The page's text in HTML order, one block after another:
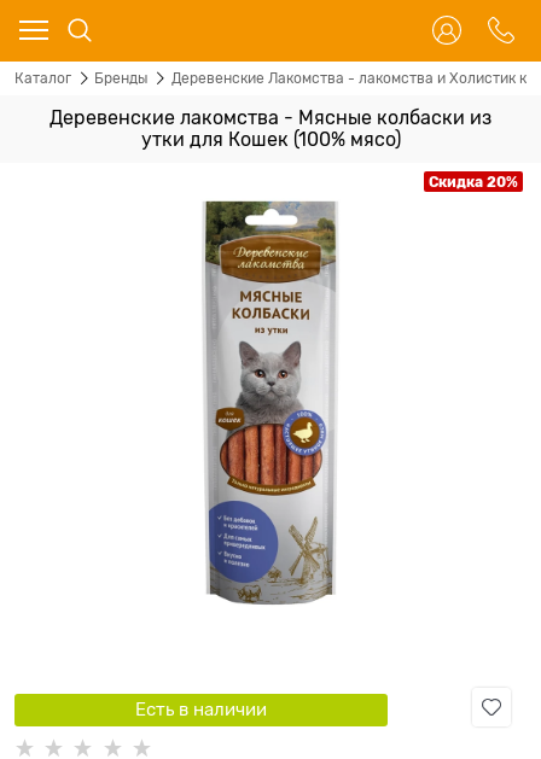
Каталог Бренды Деревенские Лакомства - лакомства и Холистик
Деревенские лакомства - Мясные колбаски из
утки для Кошек (100% мясо)
Скидка 20%
Есть в наличии